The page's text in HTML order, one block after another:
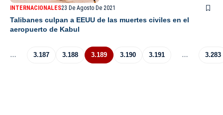
INTERNACIONALES23 De Agosto De 2021
Talibanes culpan a EEUU de las muertes civiles en el
aeropuerto de Kabul
… 3.187 3.188 3.189 3.190 3.191 … 3.283